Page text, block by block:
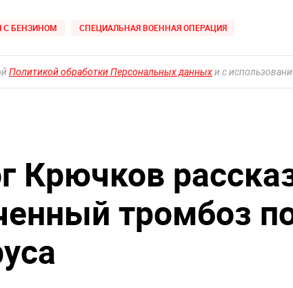
С БЕНЗИНОМ СПЕЦИАЛЬНАЯ ВОЕННАЯ ОПЕРАЦИЯ
Политикой обработки Персональных данныхи с
Крючков
тромбоз